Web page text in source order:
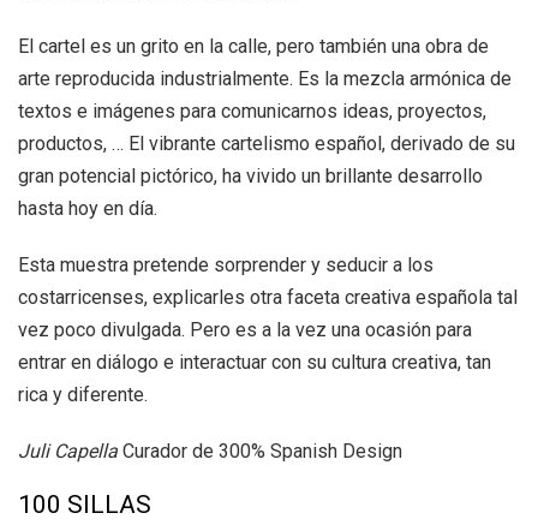
El cartel es un grito en la calle, pero también una obra de
arte reproducida industrialmente. Es la mezcla armónica de
textos e imágenes para comunicarnos ideas, proyectos,
productos, … El vibrante cartelismo español, derivado de su
gran potencial pictórico, ha vivido un brillante desarrollo
hasta hoy en día.
Esta muestra pretende sorprender y seducir a los
costarricenses, explicarles otra faceta creativa española tal
vez poco divulgada. Pero es a la vez una ocasión para
entrar en diálogo e interactuar con su cultura creativa, tan
rica y diferente.
Juli Capella Curador de 300% Spanish Design
100 SILLAS